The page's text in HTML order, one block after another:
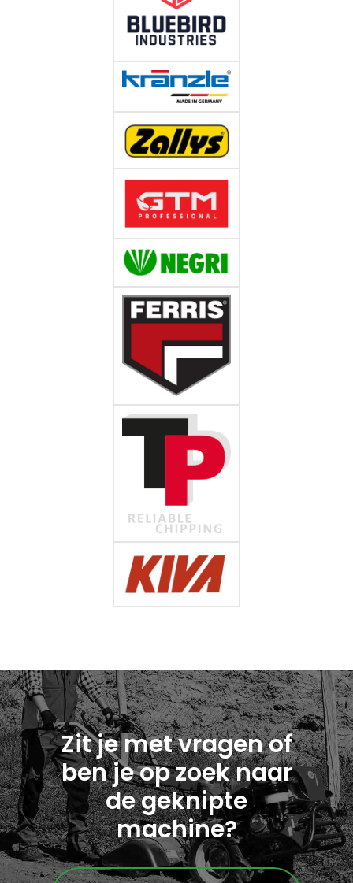
Zit je met vragen of
ben je op zoek naar
de geknipte
machine?